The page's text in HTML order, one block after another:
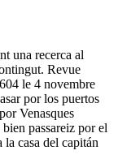
una recerca al
Revue
le 4 novembre
por los puertos
Venasques
passareiz por el
casa del capitán